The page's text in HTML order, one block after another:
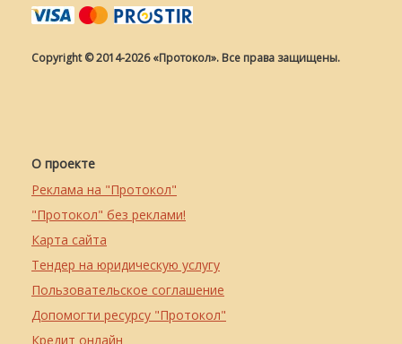
Copyright © 2014-2026 «Протокол». Все права защищены.
О проекте
Реклама на "Протокол"
"Протокол" без реклами!
Карта сайта
Тендер на юридическую услугу
Пользовательское соглашение
Допомогти ресурсу "Протокол"
Кредит онлайн